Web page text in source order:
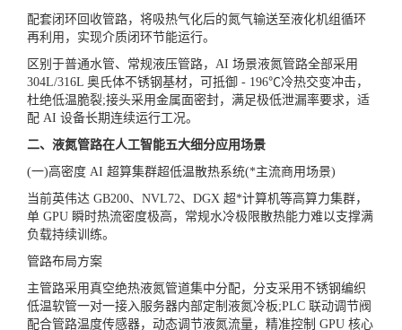
配套闭环回收管路，将吸热气化后的氮气输送至液化机组循环
再利用，实现介质闭环节能运行。
区别于普通水管、常规液压管路，AI 场景液氮管路全部采用
304L/316L 奥氏体不锈钢基材，可抵御 - 196℃冷热交变冲击，
杜绝低温脆裂;接头采用金属面密封，满足极低泄漏率要求，适
配 AI 设备长期连续运行工况。
二、液氮管路在人工智能五大细分应用场景
(一)高密度 AI 超算集群超低温散热系统(*主流商用场景)
当前英伟达 GB200、NVL72、DGX 超*计算机等高算力集群，
单 GPU 瞬时热流密度极高，常规水冷极限散热能力难以支撑满
负载持续训练。
管路布局方案
主管路采用真空绝热液氮管道集中分配，分支采用不锈钢编织
低温软管一对一接入服务器内部定制液氮冷板;PLC 联动调节阀
配合管路温度传感器，动态调节液氮流量，精准控制 GPU 核心